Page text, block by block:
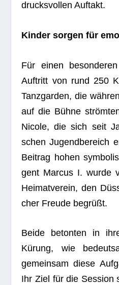
drucks­vol­len Auftakt.
Kin­der sor­gen für
Für einen
Auf­tritt von rund 250
Tanz­gar­den, die
auf die Bühne
Nicole, die sich seit
schen Jugend­be­reich
Bei­trag hohen
gent Mar­cus I. wurde
Hei­mat­ver­ein, den
cher Freude begrüßt.
Beide beton­ten in
Kürung, wie
gemein­sam diese
Ihr Ziel für die Ses­sion